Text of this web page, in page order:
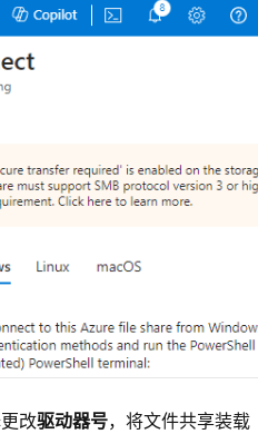
改驱动器号，将文件共享装载